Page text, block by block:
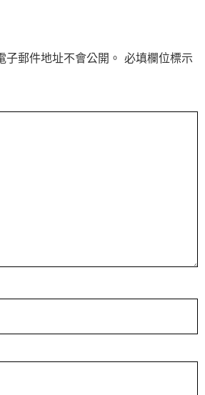
郵件地址不會公開。 必填欄位標示